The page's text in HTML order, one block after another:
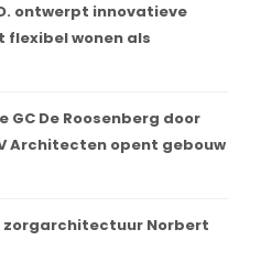
ontwerpt innovatieve
flexibel wonen als
De Roosenberg door
Architecten opent gebouw
zorgarchitectuur Norbert